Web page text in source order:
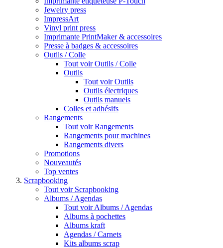
Jewelry press
ImpressArt
Vinyl print press
Imprimante PrintMaker & accessoires
Presse à badges & accessoires
Outils / Colle
Tout voir Outils / Colle
Outils
Tout voir Outils
Outils électriques
Outils manuels
Colles et adhésifs
Rangements
Tout voir Rangements
Rangements pour machines
Rangements divers
Promotions
Nouveautés
Top ventes
Scrapbooking
Tout voir Scrapbooking
Albums / Agendas
Tout voir Albums / Agendas
Albums à pochettes
Albums kraft
Agendas / Carnets
Kits albums scrap